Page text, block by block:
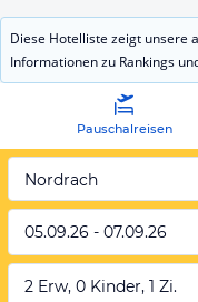
Diese Hotelliste zeigt unsere
Informationen zu Rankings
Pauschalreisen
Nordrach
05.09.26 - 07.09.26
2 Erw, 0 Kinder, 1 Zi.